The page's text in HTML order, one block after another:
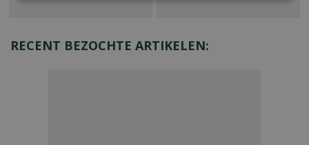
RECENT BEZOCHTE ARTIKELEN: